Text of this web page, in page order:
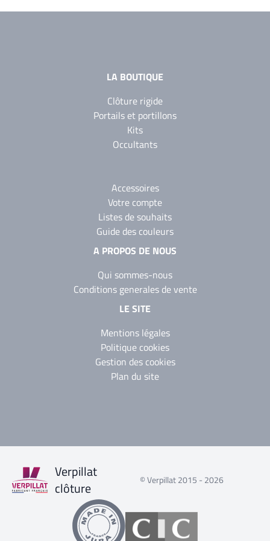
LA BOUTIQUE
Clôture rigide
Portails et portillons
Kits
Occultants
Accessoires
Votre compte
Listes de souhaits
Guide des couleurs
A PROPOS DE NOUS
Qui sommes-nous
Conditions generales de vente
LE SITE
Mentions légales
Politique cookies
Gestion des cookies
Plan du site
Verpillat
clôture
© Verpillat 2015 - 2026